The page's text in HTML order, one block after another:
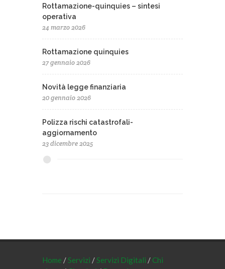
Rottamazione-quinquies – sintesi
operativa
24 marzo 2026
Rottamazione quinquies
27 gennaio 2026
Novità legge finanziaria
20 gennaio 2026
Polizza rischi catastrofali-
aggiornamento
23 dicembre 2025
Home /Servizi /Servizi Digitali / Chi